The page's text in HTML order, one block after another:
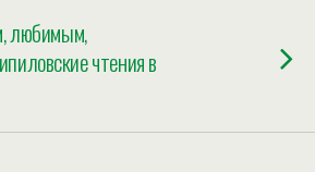
любимым,
чтения в